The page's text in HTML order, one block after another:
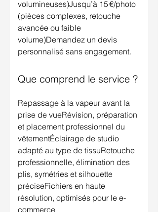
volumineuses)Jusqu’à 15 €/photo
(pièces complexes, retouche
avancée ou faible
volume)Demandez un devis
personnalisé sans engagement.
Que comprend le service ?
Repassage à la vapeur avant la
prise de vueRévision, préparation
et placement professionnel du
vêtementÉclairage de studio
adapté au type de tissuRetouche
professionnelle, élimination des
plis, symétries et silhouette
préciseFichiers en haute
résolution, optimisés pour le e-
commerce